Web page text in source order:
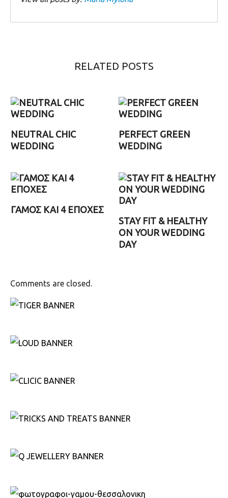
RELATED POSTS
NEUTRAL CHIC
WEDDING
PERFECT GREEN
WEDDING
ΓΑΜΟΣ ΚΑΙ 4 ΕΠΟΧΕΣ
STAY FIT & HEALTHY
ON YOUR WEDDING
DAY
Comments are closed.